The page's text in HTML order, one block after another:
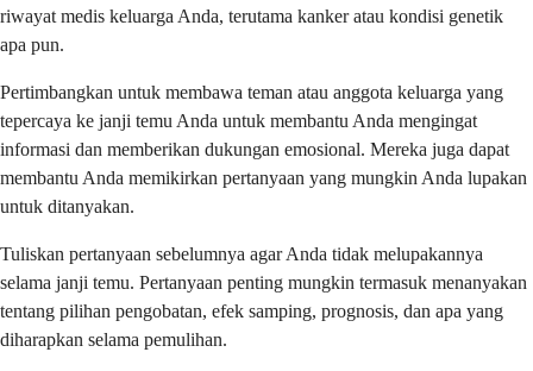
riwayat medis keluarga Anda, terutama kanker atau kondisi genetik
apa pun.
Pertimbangkan untuk membawa teman atau anggota keluarga yang
tepercaya ke janji temu Anda untuk membantu Anda mengingat
informasi dan memberikan dukungan emosional. Mereka juga dapat
membantu Anda memikirkan pertanyaan yang mungkin Anda lupakan
untuk ditanyakan.
Tuliskan pertanyaan sebelumnya agar Anda tidak melupakannya
selama janji temu. Pertanyaan penting mungkin termasuk menanyakan
tentang pilihan pengobatan, efek samping, prognosis, dan apa yang
diharapkan selama pemulihan.